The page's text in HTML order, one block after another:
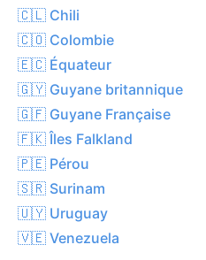
🇨🇱 Chili
🇨🇴 Colombie
🇪🇨 Équateur
🇬🇾 Guyane britannique
🇬🇫 Guyane Française
🇫🇰 Îles Falkland
🇵🇪 Pérou
🇸🇷 Surinam
🇺🇾 Uruguay
🇻🇪 Venezuela